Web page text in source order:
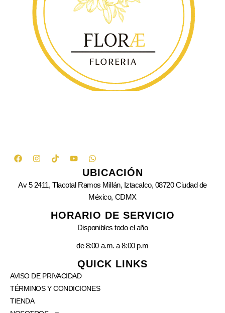
UBICACIÓN
Av 5 2411, Tlacotal Ramos Millán, Iztacalco, 08720 Ciudad de
México, CDMX
HORARIO DE SERVICIO
Disponibles todo el año
de 8:00 a.m. a 8:00 p.m
QUICK LINKS
AVISO DE PRIVACIDAD
TÉRMINOS Y CONDICIONES
TIENDA